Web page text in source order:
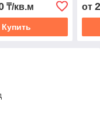
₸/кв.м
Купить
от